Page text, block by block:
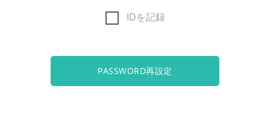
IDを記録
PASSWORD再設定